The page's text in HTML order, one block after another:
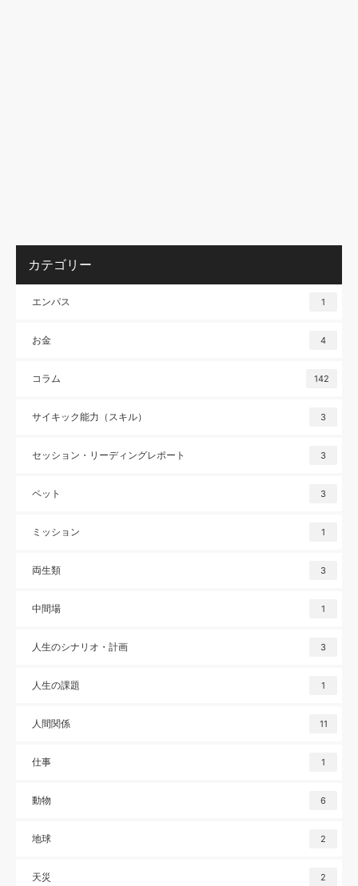
カテゴリー
エンパス 1
お金 4
コラム 142
サイキック能力（スキル） 3
セッション・リーディングレポート 3
ペット 3
ミッション 1
両生類 3
中間場 1
人生のシナリオ・計画 3
人生の課題 1
人間関係 11
仕事 1
動物 6
地球 2
天災 2